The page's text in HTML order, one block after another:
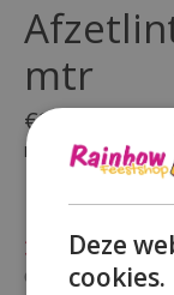
mtr
€2,95
Incl. btw
De
Niet op voorraad
Deze
cookies.